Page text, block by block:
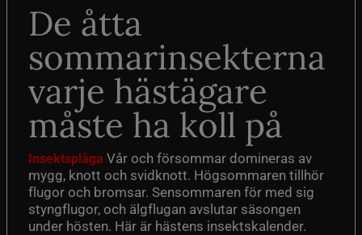
De åtta
sommarinsekterna
varje hästägare
måste ha koll på
Insektsplåga Vår och försommar domineras av
mygg, knott och svidknott. Högsommaren tillhör
flugor och bromsar. Sensommaren för med sig
styngflugor, och älgflugan avslutar säsongen
under hösten. Här är hästens insektskalender.